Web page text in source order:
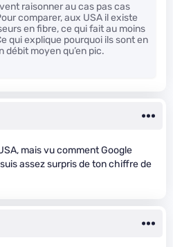
raisonner au cas pas cas
comparer, aux USA il existe
en fibre, ce qui fait au moins
qui explique pourquoi ils sont en
moyen qu’en pic.
mais vu comment Google
assez surpris de ton chiffre de